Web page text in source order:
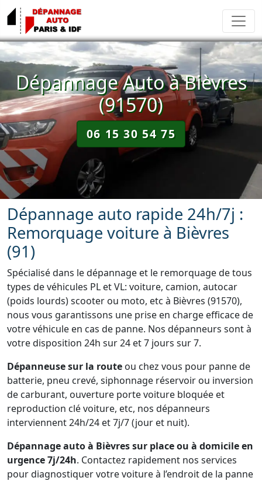
Dépannage Auto à Bièvres
(91570)
06 15 30 54 75
Dépannage auto rapide 24h/7j :
Remorquage voiture à Bièvres
(91)
Spécialisé dans le dépannage et le remorquage de tous
types de véhicules PL et VL: voiture, camion, autocar
(poids lourds) scooter ou moto, etc à Bièvres (91570),
nous vous garantissons une prise en charge efficace de
votre véhicule en cas de panne. Nos dépanneurs sont à
votre disposition 24h sur 24 et 7 jours sur 7.
Dépanneuse sur la route ou chez vous pour panne de
batterie, pneu crevé, siphonnage réservoir ou inversion
de carburant, ouverture porte voiture bloquée et
reproduction clé voiture, etc, nos dépanneurs
interviennent 24h/24 et 7j/7 (jour et nuit).
Dépannage auto à Bièvres sur place ou à domicile en
urgence 7j/24h. Contactez rapidement nos services
pour diagnostiquer votre voiture à l’endroit de la panne